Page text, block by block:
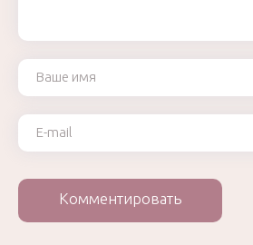
Ваше имя
Ваш e-mail
Комментировать